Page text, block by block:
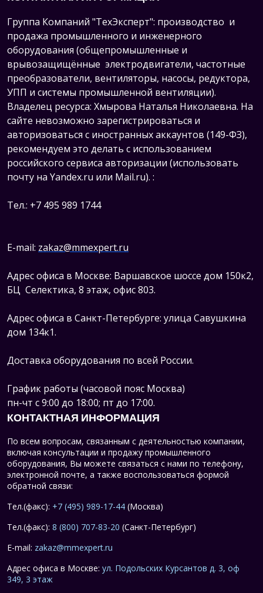
Группа Компаний "ТехЭксперт": производство и
продажа промышленного и инженерного
оборудования (общепромышленные и
врывозащищённые электродвигатели, частотные
преобразователи, вентиляторы, насосы, редуктора,
УПП и системы промышленной вентиляции).
Владелец ресурса: Хмырова Наталья Николаевна. На
сайте невозможно зарегистрироваться и
авторизоваться с иностранных аккаунтов (149-ФЗ),
рекомендуем это делать с использованием
российского сервиса авторизации (использовать
почту на Yandex.ru или Mail.ru). :
Тел.: +7 495 989 1744
E-mail: zakaz@mmexpert.ru
Адрес офиса в Москве: Варшавское шоссе дом 150к2,
БЦ Селектика, 8 этаж, офис 803.
Адрес офиса в Санкт-Петербурге: улица Савушкина
дом 134к1.
Доставка оборудования по всей России.
График работы (часовой пояс Москва)
пн-чт с 9:00 до 18:00; пт до 17:00.
КОНТАКТНАЯ ИНФОРМАЦИЯ
По всем вопросам, связанным с деятельностью компании,
включая консультации и продажу промышленного
оборудования, Вы можете связаться с нами по телефону,
электронной почте, а также воспользоваться формой
обратной связи:
Тел.(факс): +7 (495) 989-17-44 (Москва)
Тел.(факс): 8 (800) 707-83-20 (Санкт-Петербург)
E-mail: zakaz@mmexpert.ru
Адрес офиса в Москве: ул. Подольских Курсантов д. 3, оф
349, 3 этаж